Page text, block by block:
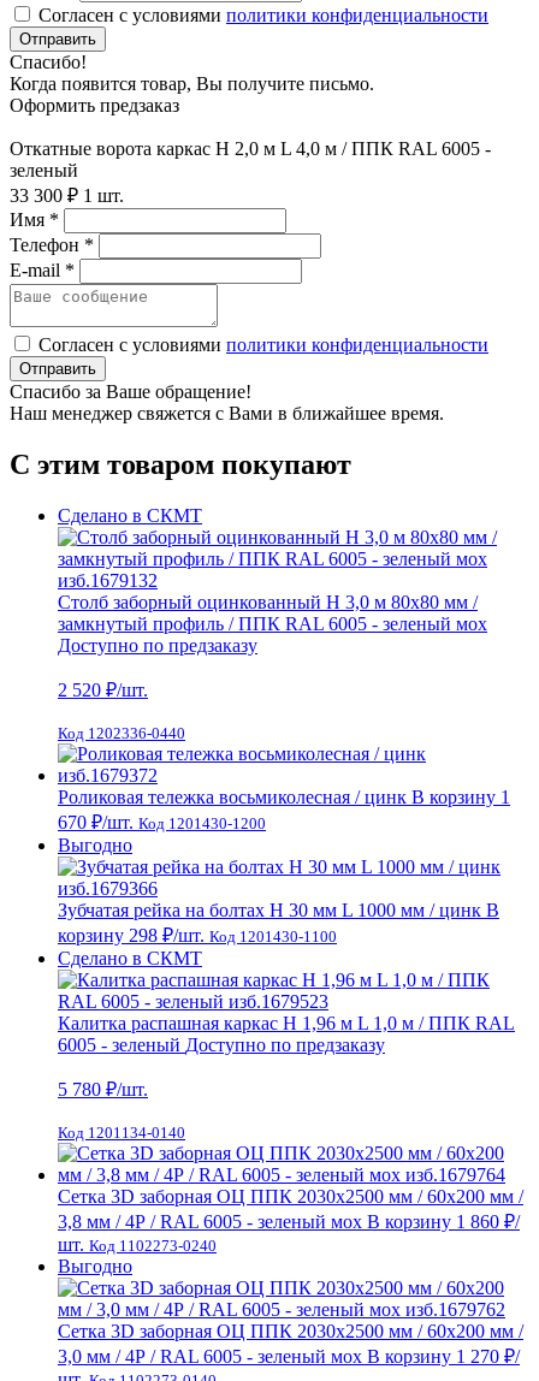
Согласен с условиями политики конфиденциальности
Отправить
Спасибо!
Когда появится товар, Вы получите письмо.
Оформить предзаказ
Откатные ворота каркас H 2,0 м L 4,0 м / ППК RAL 6005 -
зеленый
33 300 ₽ 1 шт.
Имя *
Телефон *
E-mail *
Согласен с условиями политики конфиденциальности
Отправить
Спасибо за Ваше обращение!
Наш менеджер свяжется с Вами в ближайшее время.
С этим товаром покупают
Сделано в СКМТ
Столб заборный оцинкованный H 3,0 м 80х80 мм /
замкнутый профиль / ППК RAL 6005 - зеленый мох
Доступно по предзаказу
2 520 ₽/шт.
Код 1202336-0440
Роликовая тележка восьмиколесная / цинк В корзину 1
670 ₽/шт. Код 1201430-1200
Выгодно
Зубчатая рейка на болтах H 30 мм L 1000 мм / цинк В
корзину 298 ₽/шт. Код 1201430-1100
Сделано в СКМТ
Калитка распашная каркас Н 1,96 м L 1,0 м / ППК RAL
6005 - зеленый Доступно по предзаказу
5 780 ₽/шт.
Код 1201134-0140
Сетка 3D заборная ОЦ ППК 2030х2500 мм / 60х200 мм /
3,8 мм / 4Р / RAL 6005 - зеленый мох В корзину 1 860 ₽/
шт. Код 1102273-0240
Выгодно
Сетка 3D заборная ОЦ ППК 2030х2500 мм / 60х200 мм /
3,0 мм / 4Р / RAL 6005 - зеленый мох В корзину 1 270 ₽/